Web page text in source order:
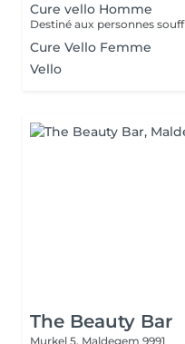
Cure vello Homme
Cure Vello Femme
Vello
The Beauty Bar
Murkel 5, Maldegem 9991